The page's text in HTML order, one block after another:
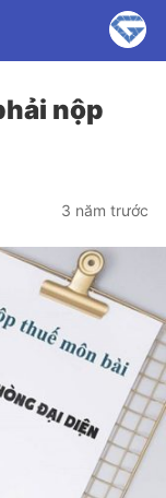
nộp
3 năm trước